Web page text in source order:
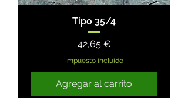
Tipo 35/4
Precio
42,65 €
Impuesto incluido
Agregar al carrito